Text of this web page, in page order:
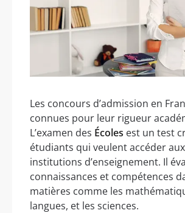
Les concours d’admission en
connues pour leur rigueur
L’examen des Écoles est un test
étudiants qui veulent accéder
institutions d’enseignement. Il
connaissances et compétences
matières comme les
langues, et les sciences.